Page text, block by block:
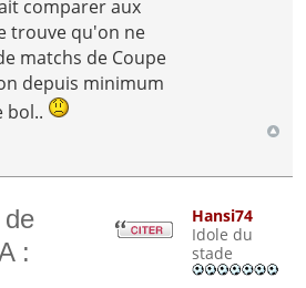
comparer aux
trouve qu'on ne
matchs de Coupe
depuis minimum
bol..
:
Hansi74
Idole du
stade